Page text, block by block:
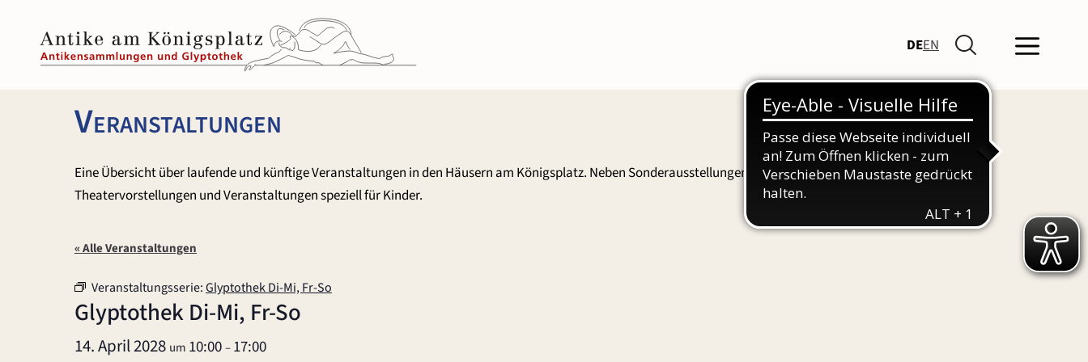
springen
DEEN
Veranstaltungen
Eine Übersicht über laufende und künftige Veranstaltungen in den Häusern am Königsplatz. Neben Sonderausstellungen und Führungen finden Sie hier auch
Theatervorstellungen und Veranstaltungen speziell für Kinder.
« Alle Veranstaltungen
Veranstaltungsserie:Glyptothek Di-Mi, Fr-So
Glyptothek Di-Mi, Fr-So
14. April 2028 um 10:00–17:00